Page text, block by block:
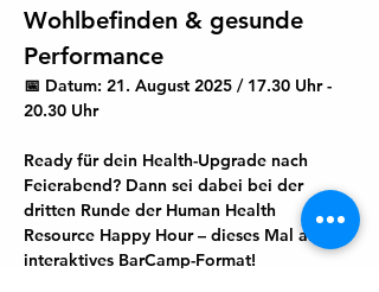
Wohlbefinden & gesunde
Performance
📅 Datum: 21. August 2025 / 17.30 Uhr -
20.30 Uhr
Ready für dein Health-Upgrade nach
Feierabend? Dann sei dabei bei der
dritten Runde der Human Health
Resource Happy Hour – dieses Mal als
interaktives BarCamp-Format!